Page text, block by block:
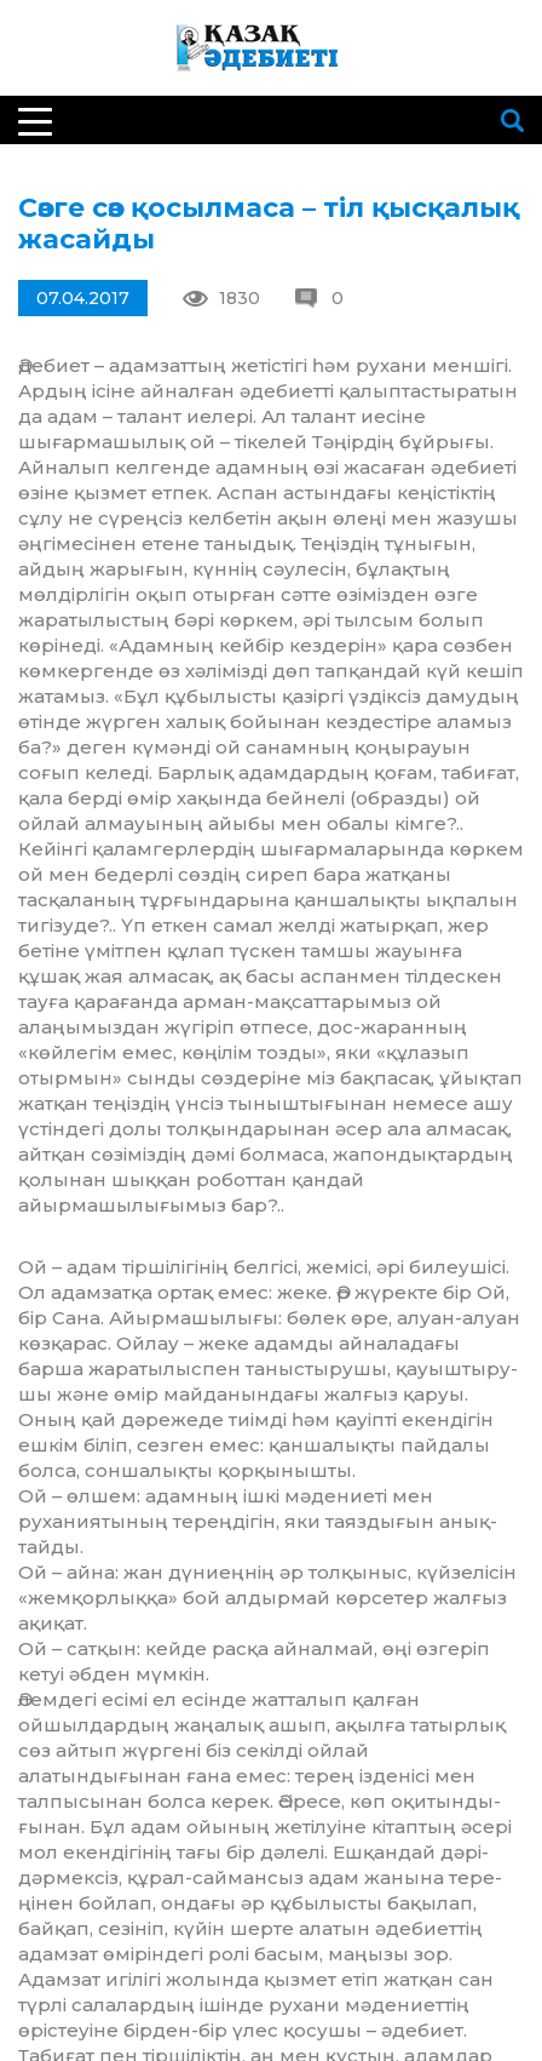
Сөзге сөз қосылмаса – тіл қысқалық
жасайды
07.04.2017 1830 0
Әдебиет – адамзаттың жетістігі һәм рухани меншігі.
Ардың ісіне айналған әде­биетті қалыптастыратын
да адам – талант иелері. Ал талант иесіне
шығарма­шылық ой – тікелей Тәңірдің бұйрығы.
Айналып келгенде адамның өзі жасаған әде­биеті
өзіне қызмет етпек. Аспан астындағы кеңістіктің
сұлу не сүреңсіз келбетін ақын өлеңі мен жазушы
әң­гімесінен етене таныдық. Теңіздің тұнығын,
айдың жарығын, күннің сәулесін, бұлақтың
мөлдірлігін оқып отырған сәтте өзімізден өзге
жаратылыстың бәрі көркем, әрі тылсым болып
көрінеді. «Адамның кейбір кездерін» қара сөзбен
көмкергенде өз хәлімізді дөп тапқандай күй кешіп
жатамыз. «Бұл құбы­лысты қазіргі үздіксіз дамудың
өтінде жүрген халық бойынан кездестіре аламыз
ба?» деген күмәнді ой санамның қоңырауын
соғып келеді. Барлық адам­дардың қоғам, табиғат,
қала берді өмір хақында бейнелі (образды) ой
ойлай алмауының айыбы мен обалы кімге?..
Кейінгі қаламгерлердің шығарма­ла­рында көркем
ой мен бедерлі сөздің сиреп бара жатқаны
тасқаланың тұрғын­дарына қаншалықты ық­па­лын
тигізуде?.. Үп еткен самал желді жатырқап, жер
бетіне үмітпен құлап түскен тамшы жауынға
құшақ жая алмасақ, ақ басы аспанмен тілдескен
тауға қарағанда арман-мақсаттарымыз ой
алаңымыздан жүгіріп өтпесе, дос-жаранның
«көйлегім емес, көңілім тозды», яки «құлазып
отыр­­мын» сынды сөздеріне міз бақпасақ, ұйықтап
жатқан теңіздің үнсіз тыныш­тығынан немесе ашу
үстіндегі долы толқында­рынан әсер ала алмасақ,
айтқан сөзіміздің дәмі болмаса, жапондықтардың
қолынан шыққан роботтан қандай
айырмашылығымыз бар?..
Ой – адам тіршілігінің бел­гі­сі, жемісі, әрі билеушісі.
Ол адам­затқа ортақ емес: жеке. Әр жү­рек­те бір Ой,
бір Сана. Айыр­­­ма­шы­лы­ғы: бөлек өре, алуан-алуан
көз­­қарас. Ойлау – жеке адам­ды ай­наладағы
барша жара­ты­лыспен та­ныстырушы, қауыш­тыру­
шы жә­не өмір майданындағы жалғыз қаруы.
Оның қай дәрежеде тиімді һәм қауіп­ті екендігін
ешкім біліп, се­зген емес: қаншалықты пайдалы
болса, соншалықты қорқы­ныш­ты.
Ой – өлшем: адамның ішкі мә­дениеті мен
руханиятының те­реңдігін, яки таяздығын анық­
тайды.
Ой – айна: жан дүниеңнің әр то­лқыныс, күйзелісін
«жем­қор­лық­қа» бой алдырмай көрсетер жал­ғыз
ақиқат.
Ой – сатқын: кейде расқа ай­налмай, өңі өзгеріп
кетуі әбден мүм­кін.
Әлемдегі есімі ел есінде жат­та­лып қалған
ойшылдардың жаңа­лық ашып, ақылға татырлық
сөз айтып жүргені біз секілді ой­лай
алатындығынан ғана емес: терең із­денісі мен
талпысынан болса ке­рек. Әсіресе, көп оқитын­ды­
ғы­нан. Бұл адам ойының же­тілуіне кітаптың әсері
мол екен­дігінің тағы бір дәлелі. Еш­қандай дәрі-
дәр­мексіз, құрал-саймансыз адам жа­нына тере­
ңінен бойлап, он­да­ғы әр құбы­лысты бақылап,
бай­қап, сезініп, күйін шерте алатын әде­биеттің
адамзат өмі­ріндегі ро­лі басым, маңызы зор.
Адамзат игілігі жолында қыз­мет етіп жатқан сан
түрлі сала­лар­­дың ішінде рухани мәде­ниет­тің
өрістеуіне бірден-бір үлес қосу­шы – әдебиет.
Табиғат пен тір­­­шіліктің, аң мен құстың, адам­дар